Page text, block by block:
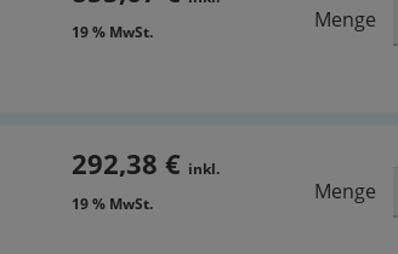
19 % MwSt.
Menge
292,38 € inkl.
19 % MwSt.
Menge